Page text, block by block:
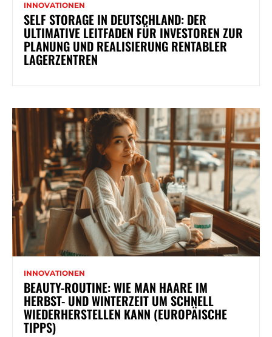
INNOVATIONEN
SELF STORAGE IN DEUTSCHLAND: DER
ULTIMATIVE LEITFADEN FÜR INVESTOREN ZUR
PLANUNG UND REALISIERUNG RENTABLER
LAGERZENTREN
INNOVATIONEN
BEAUTY-ROUTINE: WIE MAN HAARE IM
HERBST- UND WINTERZEIT UM SCHNELL
WIEDERHERSTELLEN KANN (EUROPÄISCHE
TIPPS)